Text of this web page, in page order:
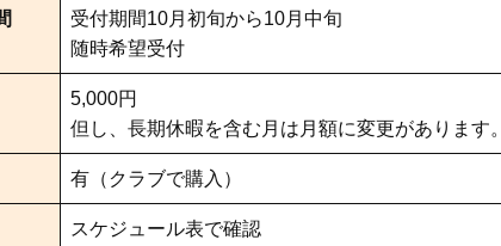
受付期間10月初旬から10月中旬
随時希望受付
5,000円
但し、長期休暇を含む月は月額に変更があります。
有（クラブで購入）
スケジュール表で確認